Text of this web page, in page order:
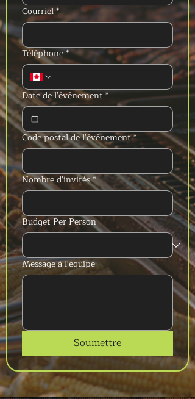
Courriel*
Téléphone*
Date de l'événement *
Code postal de l'événement*
Nombre d'invités*
Budget Per Person
Message à l'équipe
Soumettre